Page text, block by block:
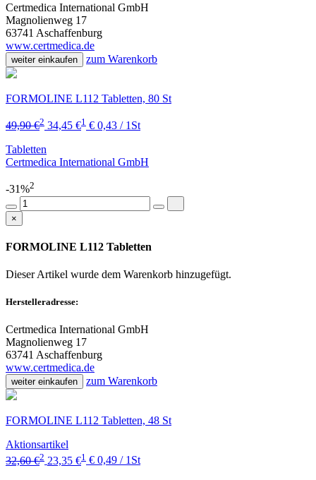
Certmedica International GmbH
Magnolienweg 17
63741 Aschaffenburg
www.certmedica.de
weiter einkaufen zum Warenkorb
FORMOLINE L112 Tabletten, 80 St
49,90 €2 34,45 €1 € 0,43 / 1St
Tabletten
Certmedica International GmbH
-31%2
×
FORMOLINE L112 Tabletten
Dieser Artikel wurde dem Warenkorb hinzugefügt.
Herstelleradresse:
Certmedica International GmbH
Magnolienweg 17
63741 Aschaffenburg
www.certmedica.de
weiter einkaufen zum Warenkorb
FORMOLINE L112 Tabletten, 48 St
Aktionsartikel
32,60 €2 23,35 €1 € 0,49 / 1St